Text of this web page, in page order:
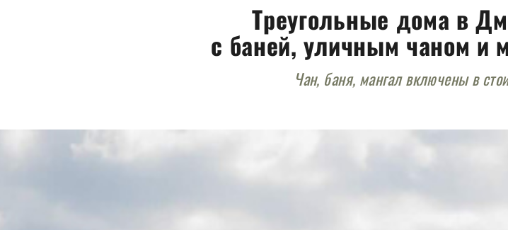
Треугольные дома в
с баней, уличным чаном и
Чан, баня, мангал включены в